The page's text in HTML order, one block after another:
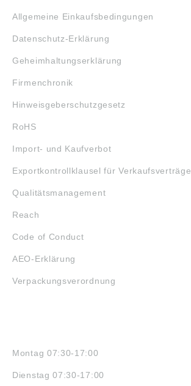
Allgemeine Einkaufsbedingungen
Datenschutz-Erklärung
Geheimhaltungserklärung
Firmenchronik
Hinweisgeberschutzgesetz
RoHS
Import- und Kaufverbot
Exportkontrollklausel für Verkaufsverträge
Qualitätsmanagement
Reach
Code of Conduct
AEO-Erklärung
Verpackungsverordnung
Montag 07:30-17:00
Dienstag 07:30-17:00